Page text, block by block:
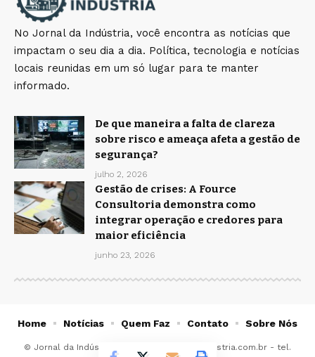
No Jornal da Indústria, você encontra as notícias que
impactam o seu dia a dia. Política, tecnologia e notícias
locais reunidas em um só lugar para te manter
informado.
De que maneira a falta de clareza
sobre risco e ameaça afeta a gestão de
segurança?
julho 2, 2026
Gestão de crises: A Fource
Consultoria demonstra como
integrar operação e credores para
maior eficiência
junho 23, 2026
© Jornal da Indústria - contato@jornaldaindustria.com.br - tel.
Home Notícias Quem Faz Contato Sobre Nós